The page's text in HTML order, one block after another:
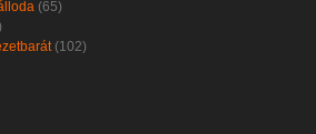
(65)
(102)